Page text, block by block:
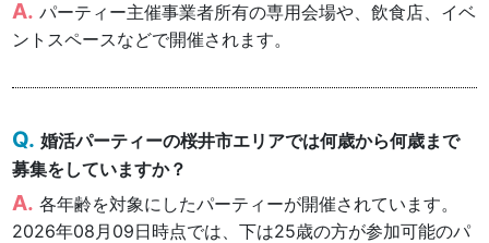
パーティー主催事業者所有の専用会場や、飲食店、イベ
ントスペースなどで開催されます。
婚活パーティーの桜井市エリアでは何歳から何歳まで
募集をしていますか？
各年齢を対象にしたパーティーが開催されています。
2026年08月09日時点では、下は25歳の方が参加可能のパ